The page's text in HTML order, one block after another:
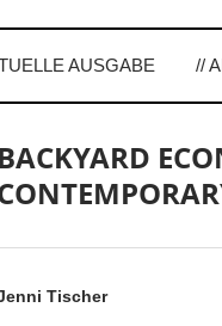
AUSGABE //
BACKYARD
Tischer